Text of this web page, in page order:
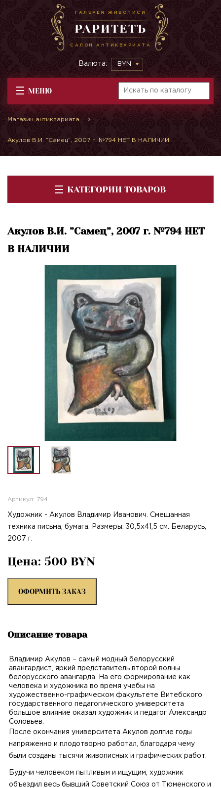
ГАЛЕРЕЯ ЖИВОПИСИ
РАРИТЕТЪ
САЛОН АНТИКВАРИАТА
Валюта: BYN
МЕНЮ
Магазин антиквариата
Акулов В.И. ”Самец”, 2007 г. №794 НЕТ В НАЛИЧИИ
КАТЕГОРИИ ТОВАРОВ
Акулов В.И. ”Самец”, 2007 г. №794 НЕТ
В НАЛИЧИИ
Артикул: 794
Художник - Акулов Владимир Иванович. Смешанная
техника письма, бумага. Размеры: 30,5х41,5 см. Беларусь,
2007 г.
Цена: 500 BYN
ОФОРМИТЬ ЗАКАЗ
Описание товара
Владимир Акулов – самый модный белорусский
авангардист, яркий представитель второй волны
белорусского авангарда. На его формирование как
человека и художника во время учебы на
художественно-графическом факультете Витебского
государственного педагогического университета
большое влияние оказал художник и педагог Александр
Соловьев.
После окончания университета Акулов долгие годы
напряженно и плодотворно работал, благодаря чему
были созданы тысячи живописных и графических работ.
Будучи человеком пытливым и ищущим, художник
объездил весь бывший Советский Союз от Тюменского и